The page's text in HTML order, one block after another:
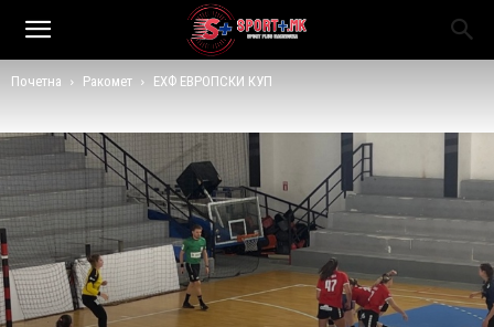
Почетна Ракомет ЕХФ ЕВРОПСКИ КУП